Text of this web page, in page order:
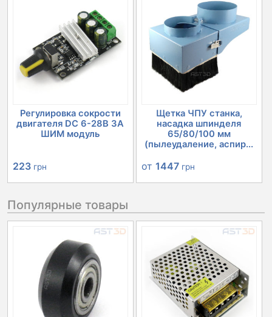
Регулировка сокрости
двигателя DC 6-28В 3А
ШИМ модуль
223 грн
Щетка ЧПУ станка,
насадка шпинделя
65/80/100 мм
(пылеудаление, аспир...
от 1447 грн
Популярные товары